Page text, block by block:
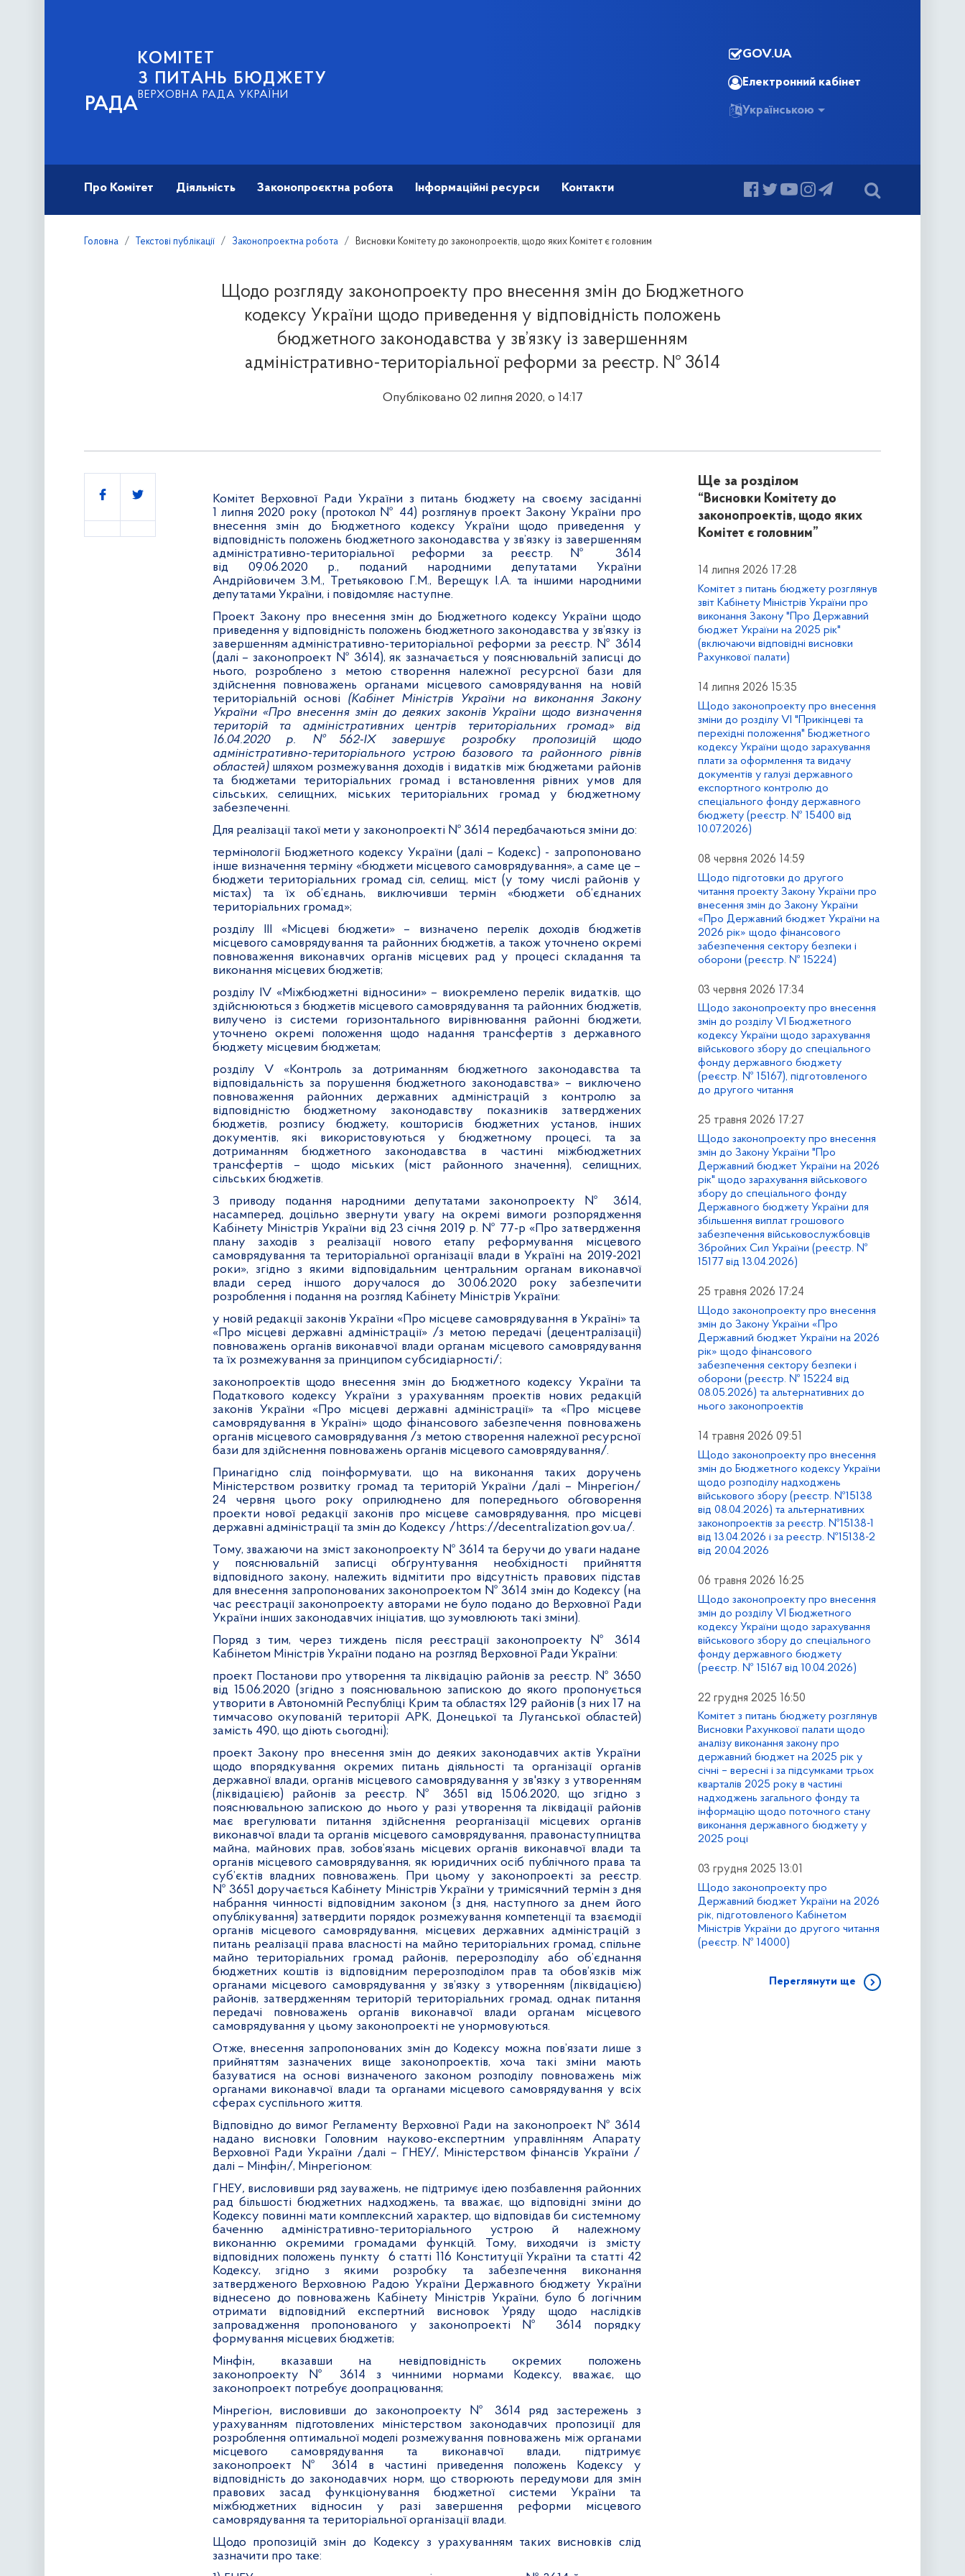
РАДА
КОМІТЕТ
З ПИТАНЬ БЮДЖЕТУ
ВЕРХОВНА РАДА УКРАЇНИ
GOV.UA
Електронний кабінет
Українською
Про Комітет Діяльність Законопроєктна робота Інформаційні ресурси Контакти
Головна Текстові публікації Законопроектна робота Висновки Комітету до законопроектів, щодо яких Комітет є головним
Щодо розгляду законопроекту про внесення змін до Бюджетного
кодексу України щодо приведення у відповідність положень
бюджетного законодавства у зв’язку із завершенням
адміністративно-територіальної реформи за реєстр. № 3614
Опубліковано 02 липня 2020, о 14:17
Комітет Верховної Ради України з питань бюджету на своєму засіданні
1 липня 2020 року (протокол № 44) розглянув проект Закону України про
внесення змін до Бюджетного кодексу України щодо приведення у
відповідність положень бюджетного законодавства у зв’язку із завершенням
адміністративно-територіальної реформи за реєстр. № 3614
від 09.06.2020 р., поданий народними депутатами України
Андрійовичем З.М., Третьяковою Г.М., Верещук І.А. та іншими народними
депутатами України, і повідомляє наступне.
Проект Закону про внесення змін до Бюджетного кодексу України щодо
приведення у відповідність положень бюджетного законодавства у зв’язку із
завершенням адміністративно-територіальної реформи за реєстр. № 3614
(далі – законопроект № 3614), як зазначається у пояснювальній записці до
нього, розроблено з метою створення належної ресурсної бази для
здійснення повноважень органами місцевого самоврядування на новій
територіальній основі (Кабінет Міністрів України на виконання Закону
України «Про внесення змін до деяких законів України щодо визначення
територій та адміністративних центрів територіальних громад» від
16.04.2020 р. №562-IXзавершує розробку пропозицій щодо
адміністративно-територіального устрою базового та районного рівнів
областей)шляхом розмежування доходів і видатків між бюджетами районів
та бюджетами територіальних громад і встановлення рівних умов для
сільських, селищних, міських територіальних громад у бюджетному
забезпеченні.
Для реалізації такої мети у законопроекті № 3614 передбачаються зміни до:
термінології Бюджетного кодексу України (далі – Кодекс) - запропоновано
інше визначення терміну «бюджети місцевого самоврядування», а саме це –
бюджети територіальних громад сіл, селищ, міст (у тому числі районів у
містах) та їх об’єднань, виключивши термін «бюджети об’єднаних
територіальних громад»;
розділу III «Місцеві бюджети» – визначено перелік доходів бюджетів
місцевого самоврядування та районних бюджетів, а також уточнено окремі
повноваження виконавчих органів місцевих рад у процесі складання та
виконання місцевих бюджетів;
розділу IV «Міжбюджетні відносини» – виокремлено перелік видатків, що
здійснюються з бюджетів місцевого самоврядування та районних бюджетів,
вилучено із системи горизонтального вирівнювання районні бюджети,
уточнено окремі положення щодо надання трансфертів з державного
бюджету місцевим бюджетам;
розділу V «Контроль за дотриманням бюджетного законодавства та
відповідальність за порушення бюджетного законодавства» – виключено
повноваження районних державних адміністрацій з контролю за
відповідністю бюджетному законодавству показників затверджених
бюджетів, розпису бюджету, кошторисів бюджетних установ, інших
документів, які використовуються у бюджетному процесі, та за
дотриманням бюджетного законодавства в частині міжбюджетних
трансфертів – щодо міських (міст районного значення), селищних,
сільських бюджетів.
З приводу подання народними депутатами законопроекту № 3614,
насамперед, доцільно звернути увагу на окремі вимоги розпорядження
Кабінету Міністрів України від 23 січня 2019 р. № 77-р «Про затвердження
плану заходів з реалізації нового етапу реформування місцевого
самоврядування та територіальної організації влади в Україні на 2019-2021
роки», згідно з якими відповідальним центральним органам виконавчої
влади серед іншого доручалося до 30.06.2020 року забезпечити
розроблення і подання на розгляд Кабінету Міністрів України:
у новій редакції законів України «Про місцеве самоврядування в Україні» та
«Про місцеві державні адміністрації» /з метою передачі (децентралізації)
повноважень органів виконавчої влади органам місцевого самоврядування
та їх розмежування за принципом субсидіарності/;
законопроектів щодо внесення змін до Бюджетного кодексу України та
Податкового кодексу України з урахуванням проектів нових редакцій
законів України «Про місцеві державні адміністрації» та «Про місцеве
самоврядування в Україні» щодо фінансового забезпечення повноважень
органів місцевого самоврядування /з метою створення належної ресурсної
бази для здійснення повноважень органів місцевого самоврядування/.
Принагідно слід поінформувати, що на виконання таких доручень
Міністерством розвитку громад та територій України /далі – Мінрегіон/
24 червня цього року оприлюднено для попереднього обговорення
проекти нової редакції законів про місцеве самоврядування, про місцеві
державні адміністрації та змін до Кодексу /https://decentralization.gov.ua/.
Тому, зважаючи на зміст законопроекту № 3614 та беручи до уваги надане
у пояснювальній записціобґрунтування необхідності прийняття
відповідного закону, належить відмітити про відсутність правових підстав
для внесення запропонованих законопроектом № 3614 змін до Кодексу (на
час реєстрації законопроекту авторами не було подано до Верховної Ради
України інших законодавчих ініціатив, що зумовлюють такі зміни).
Поряд з тим, через тиждень після реєстрації законопроекту № 3614
Кабінетом Міністрів України подано на розгляд Верховної Ради України:
проект Постанови про утворення та ліквідацію районів за реєстр. № 3650
від 15.06.2020 (згідно з пояснювальною запискою до якого пропонується
утворити в Автономній Республіці Крим та областях 129 районів (з них 17 на
тимчасово окупованій території АРК, Донецької та Луганської областей)
замість 490, що діють сьогодні);
проект Закону про внесення змін до деяких законодавчих актів України
щодо впорядкування окремих питань діяльності та організації органів
державної влади, органів місцевого самоврядування у зв'язку з утворенням
(ліквідацією) районів за реєстр. № 3651 від 15.06.2020, що згідно з
пояснювальною запискою до нього у разі утворення та ліквідації районів
має врегулювати питання здійснення реорганізації місцевих органів
виконавчої влади та органів місцевого самоврядування, правонаступництва
майна, майнових прав, зобов’язань місцевих органів виконавчої влади та
органів місцевого самоврядування, як юридичних осіб публічного права та
суб’єктів владних повноважень. При цьому у законопроекті за реєстр.
№ 3651 доручається Кабінету Міністрів України у тримісячний термін з дня
набрання чинності відповідним законом (з дня, наступного за днем його
опублікування) затвердити порядок розмежування компетенції та взаємодії
органів місцевого самоврядування, місцевих державних адміністрацій з
питань реалізації права власності на майно територіальних громад, спільне
майно територіальних громад районів, перерозподілу або об’єднання
бюджетних коштів із відповідним перерозподілом прав та обов’язків між
органами місцевого самоврядування у зв’язку з утворенням (ліквідацією)
районів, затвердженням територій територіальних громад, однак питання
передачі повноважень органів виконавчої влади органам місцевого
самоврядування у цьому законопроекті не унормовуються.
Отже, внесення запропонованих змін до Кодексу можна пов’язати лише з
прийняттям зазначених вище законопроектів, хоча такі зміни мають
базуватися на основі визначеного законом розподілу повноважень між
органами виконавчої влади та органами місцевого самоврядування у всіх
сферах суспільного життя.
Відповідно до вимог Регламенту Верховної Ради на законопроект № 3614
надано висновки Головним науково-експертним управлінням Апарату
Верховної Ради України /далі – ГНЕУ/, Міністерством фінансів України /
далі – Мінфін/, Мінрегіоном:
ГНЕУ, висловивши ряд зауважень, не підтримує ідею позбавлення районних
рад більшості бюджетних надходжень, та вважає, що відповідні зміни до
Кодексу повинні мати комплексний характер, що відповідав би системному
баченню адміністративно-територіального устрою й належному
виконанню окремими громадами функцій. Тому, виходячи із змісту
відповідних положень пункту 6 статті 116 Конституції України та статті 42
Кодексу, згідно з якими розробку та забезпечення виконання
затвердженого Верховною Радою України Державного бюджету України
віднесено до повноважень Кабінету Міністрів України, було б логічним
отримати відповідний експертний висновок Уряду щодо наслідків
запровадження пропонованого у законопроекті № 3614 порядку
формування місцевих бюджетів;
Мінфін, вказавши на невідповідність окремих положень
законопроекту № 3614 з чинними нормами Кодексу, вважає, що
законопроект потребує доопрацювання;
Мінрегіон, висловивши до законопроекту № 3614 ряд застережень з
урахуванням підготовлених міністерством законодавчих пропозиції для
розроблення оптимальної моделі розмежування повноважень між органами
місцевого самоврядування та виконавчої влади, підтримує
законопроект № 3614 в частині приведення положень Кодексу у
відповідність до законодавчих норм, що створюють передумови для змін
правових засад функціонування бюджетної системи України та
міжбюджетних відносин у разі завершення реформи місцевого
самоврядування та територіальної організації влади.
Щодо пропозицій змін до Кодексу з урахуванням таких висновків слід
зазначити про таке:
Поділитись
Ще за розділом
“Висновки Комітету до
законопроектів, щодо яких
Комітет є головним”
14 липня 2026 17:28
Комітет з питань бюджету розглянув
звіт Кабінету Міністрів України про
виконання Закону "Про Державний
бюджет України на 2025 рік"
(включаючи відповідні висновки
Рахункової палати)
14 липня 2026 15:35
Щодо законопроекту про внесення
зміни до розділу VI "Прикінцеві та
перехідні положення" Бюджетного
кодексу України щодо зарахування
плати за оформлення та видачу
документів у галузі державного
експортного контролю до
спеціального фонду державного
бюджету (реєстр. № 15400 від
10.07.2026)
08 червня 2026 14:59
Щодо підготовки до другого
читання проекту Закону України про
внесення змін до Закону України
«Про Державний бюджет України на
2026 рік» щодо фінансового
забезпечення сектору безпеки і
оборони (реєстр. № 15224)
03 червня 2026 17:34
Щодо законопроекту про внесення
змін до розділу VI Бюджетного
кодексу України щодо зарахування
військового збору до спеціального
фонду державного бюджету
(реєстр. № 15167), підготовленого
до другого читання
25 травня 2026 17:27
Щодо законопроекту про внесення
змін до Закону України "Про
Державний бюджет України на 2026
рік" щодо зарахування військового
збору до спеціального фонду
Державного бюджету України для
збільшення виплат грошового
забезпечення військовослужбовців
Збройних Сил України (реєстр. №
15177 від 13.04.2026)
25 травня 2026 17:24
Щодо законопроекту про внесення
змін до Закону України «Про
Державний бюджет України на 2026
рік» щодо фінансового
забезпечення сектору безпеки і
оборони (реєстр. № 15224 від
08.05.2026) та альтернативних до
нього законопроектів
14 травня 2026 09:51
Щодо законопроекту про внесення
змін до Бюджетного кодексу України
щодо розподілу надходжень
військового збору (реєстр. №15138
від 08.04.2026) та альтернативних
законопроектів за реєстр. №15138-1
від 13.04.2026 і за реєстр. №15138-2
від 20.04.2026
06 травня 2026 16:25
Щодо законопроекту про внесення
змін до розділу VI Бюджетного
кодексу України щодо зарахування
військового збору до спеціального
фонду державного бюджету
(реєстр. № 15167 від 10.04.2026)
22 грудня 2025 16:50
Комітет з питань бюджету розглянув
Висновки Рахункової палати щодо
аналізу виконання закону про
державний бюджет на 2025 рік у
січні – вересні і за підсумками трьох
кварталів 2025 року в частині
надходжень загального фонду та
інформацію щодо поточного стану
виконання державного бюджету у
2025 році
03 грудня 2025 13:01
Щодо законопроекту про
Державний бюджет України на 2026
рік, підготовленого Кабінетом
Міністрів України до другого читання
(реєстр. № 14000)
Переглянути ще